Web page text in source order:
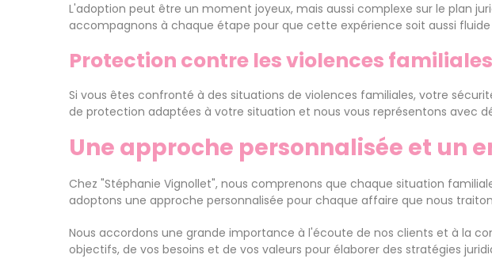
L'adoption peut être un moment joyeux, mais aussi complexe sur le plan
accompagnons à chaque étape pour que cette expérience soit aussi
Protection contre les violences familiales
Si vous êtes confronté à des situations de violences familiales, votre
de protection adaptées à votre situation et nous vous représentons avec
Une approche personnalisée et un
Chez "Stéphanie Vignollet", nous comprenons que chaque situation
adoptons une approche personnalisée pour chaque affaire que nous
Nous accordons une grande importance à l'écoute de nos clients et à la
objectifs, de vos besoins et de vos valeurs pour élaborer des stratégies